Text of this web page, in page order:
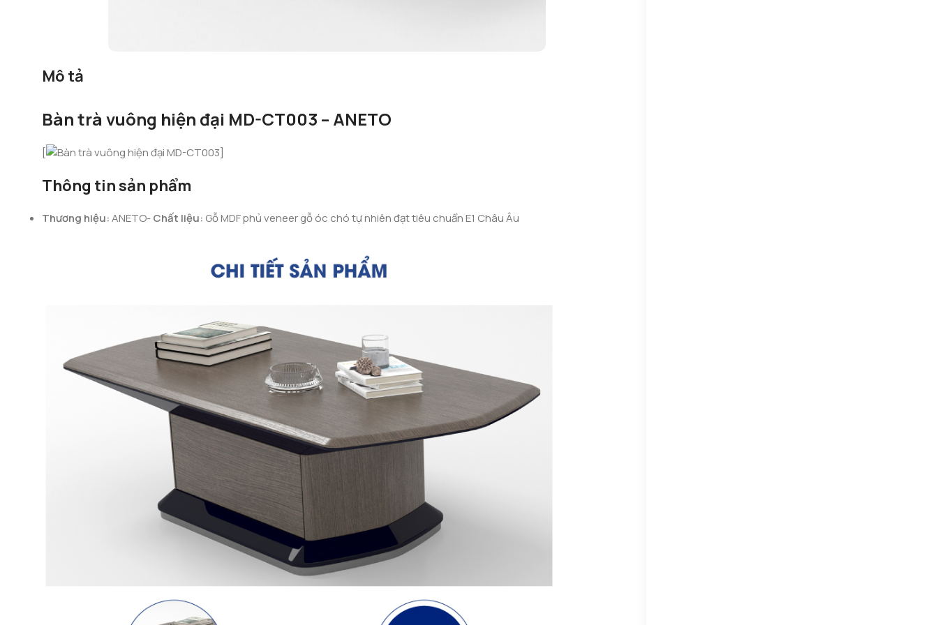
Mô tả
Bàn trà vuông hiện đại MD-CT003 – ANETO
[ ]
Thông tin sản phẩm
Thương hiệu:ANETO-Chất liệu: Gỗ MDF phủ veneer gỗ óc chó tự nhiên đạt tiêu chuẩn E1 Châu Âu